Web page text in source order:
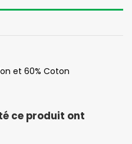
et 60% Coton
ce produit ont